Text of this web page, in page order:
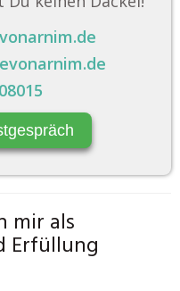
mir als
Erfüllung